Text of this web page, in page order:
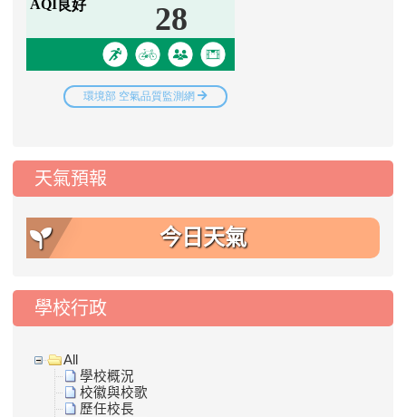
天氣預報
今日天氣
學校行政
All
學校概況
校徽與校歌
歷任校長